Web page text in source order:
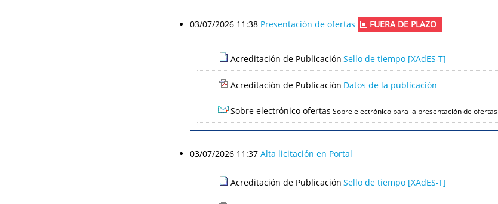
03/07/2026 11:38 Presentación de ofertas FUERA DE PLAZO
Acreditación de Publicación Sello de tiempo [XAdES-T]
Acreditación de Publicación Datos de la publicación
Sobre electrónico ofertas Sobre electrónico para la presentación de ofertas
03/07/2026 11:37 Alta licitación en Portal
Acreditación de Publicación Sello de tiempo [XAdES-T]